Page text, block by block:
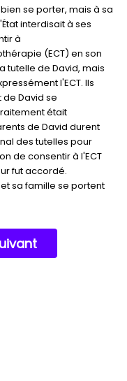
se porter, mais à sa
interdisait à ses
à
(ECT) en son
tutelle de David, mais
l'ECT. Ils
David se
était
de David durent
des tutelles pour
de consentir à l'ECT
fut accordé.
sa famille se portent